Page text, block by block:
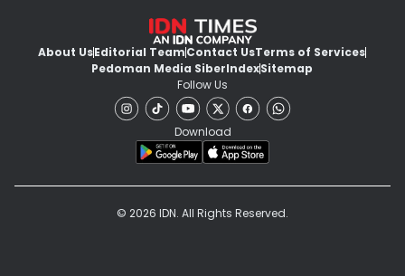
About UsEditorial TeamContact UsTerms of Services
Pedoman Media SiberIndexSitemap
Follow Us
Download
© 2026 IDN. All Rights Reserved.